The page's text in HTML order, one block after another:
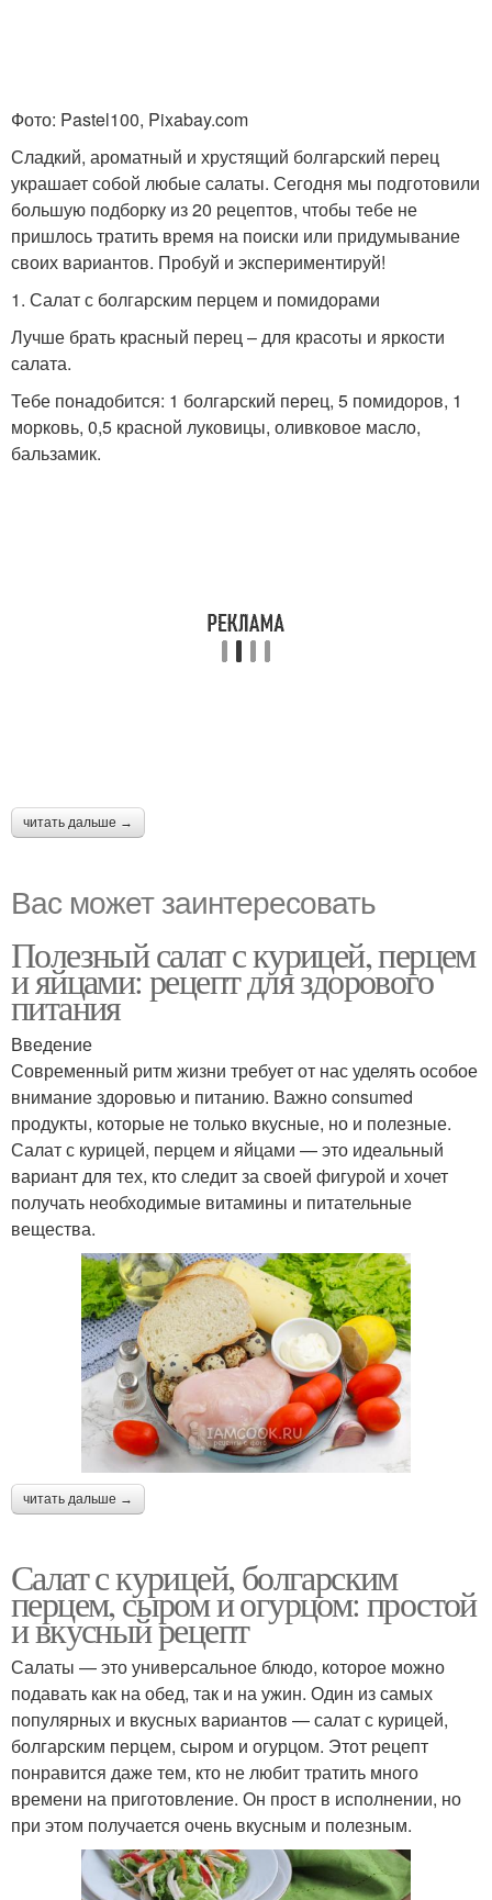
Фото: Pastel100, Pixabay.com
Сладкий, ароматный и хрустящий болгарский перец
украшает собой любые салаты. Сегодня мы подготовили
большую подборку из 20 рецептов, чтобы тебе не
пришлось тратить время на поиски или придумывание
своих вариантов. Пробуй и экспериментируй!
1. Салат с болгарским перцем и помидорами
Лучше брать красный перец – для красоты и яркости
салата.
Тебе понадобится: 1 болгарский перец, 5 помидоров, 1
морковь, 0,5 красной луковицы, оливковое масло,
бальзамик.
читать дальше →
Вас может заинтересовать
Полезный салат с курицей, перцем
и яйцами: рецепт для здорового
питания
Введение
Современный ритм жизни требует от нас уделять особое
внимание здоровью и питанию. Важно consumed
продукты, которые не только вкусные, но и полезные.
Салат с курицей, перцем и яйцами — это идеальный
вариант для тех, кто следит за своей фигурой и хочет
получать необходимые витамины и питательные
вещества.
читать дальше →
Салат с курицей, болгарским
перцем, сыром и огурцом: простой
и вкусный рецепт
Салаты — это универсальное блюдо, которое можно
подавать как на обед, так и на ужин. Один из самых
популярных и вкусных вариантов — салат с курицей,
болгарским перцем, сыром и огурцом. Этот рецепт
понравится даже тем, кто не любит тратить много
времени на приготовление. Он прост в исполнении, но
при этом получается очень вкусным и полезным.